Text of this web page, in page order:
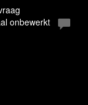
onbewerkt